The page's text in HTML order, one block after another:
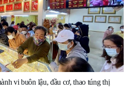
vi buôn lậu, đầu cơ, thao túng thị